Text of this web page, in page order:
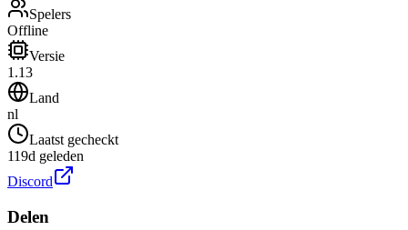
Spelers
Offline
Versie
1.13
Land
nl
Laatst gecheckt
119d geleden
Discord
Delen